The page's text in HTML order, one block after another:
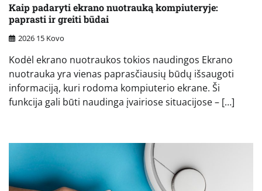
Kaip padaryti ekrano nuotrauką kompiuteryje:
paprasti ir greiti būdai
2026 15 Kovo
Kodėl ekrano nuotraukos tokios naudingos Ekrano
nuotrauka yra vienas paprasčiausių būdų išsaugoti
informaciją, kuri rodoma kompiuterio ekrane. Ši
funkcija gali būti naudinga įvairiose situacijose – […]